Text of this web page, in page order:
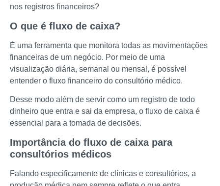
nos registros financeiros?
O que é fluxo de caixa?
É uma ferramenta que monitora todas as movimentações
financeiras de um negócio. Por meio de uma
visualização diária, semanal ou mensal, é possível
entender o fluxo financeiro do consultório médico.
Desse modo além de servir como um registro de todo
dinheiro que entra e sai da empresa, o fluxo de caixa é
essencial para a tomada de decisões.
Importância do fluxo de caixa para
consultórios médicos
Falando especificamente de clínicas e consultórios, a